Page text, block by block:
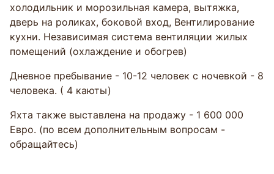
холодильник и морозильная камера, вытяжка,
дверь на роликах, боковой вход, Вентилирование
кухни. Независимая система вентиляции жилых
помещений (охлаждение и обогрев)
Дневное пребывание - 10-12 человек с ночевкой - 8
человека. ( 4 каюты)
Яхта также выставлена на продажу - 1 600 000
Евро. (по всем дополнительным вопросам -
обращайтесь)